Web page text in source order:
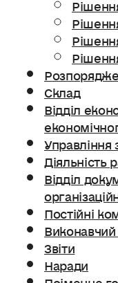
Склад
Відділ
Діяльність
Відділ
Постійні
Звіти
Наради